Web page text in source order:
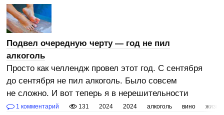
Подвел очередную черту — год не пил
алкоголь
Просто как челлендж провел этот год. С сентября
до сентября не пил алкоголь. Было совсем
не сложно. И вот теперь я в нерешительности
1 комментарий 131 2024 2024 алкоголь вино жизнь